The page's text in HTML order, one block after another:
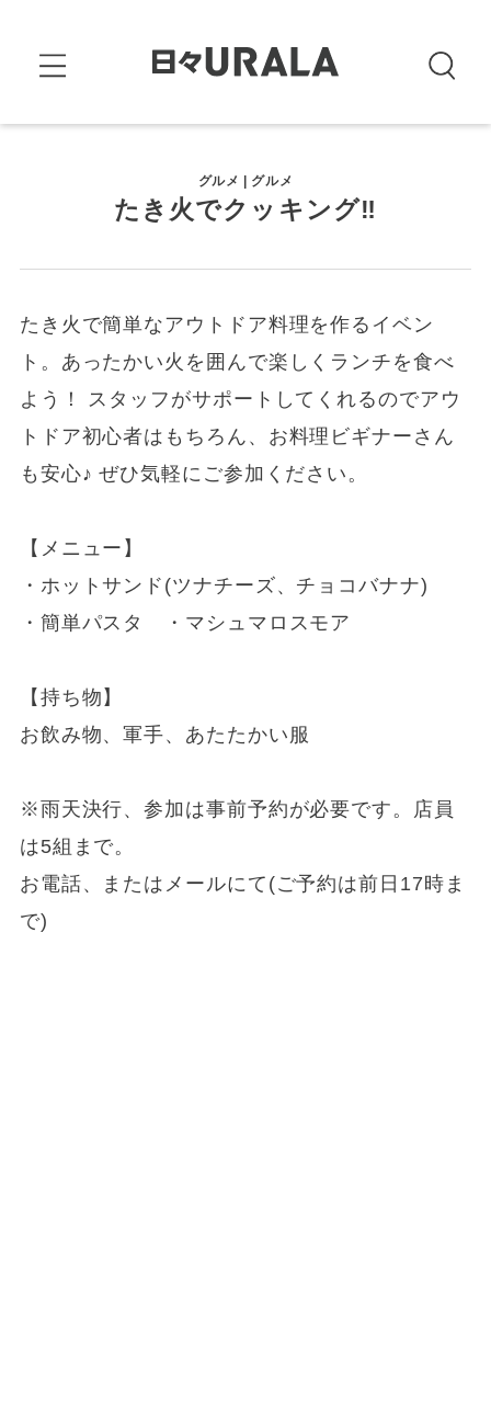
グルメ | グルメ
たき火でクッキング‼
たき⽕で簡単なアウトドア料理を作るイベン
ト。あったかい⽕を囲んで楽しくランチを⻝べ
よう！ スタッフがサポートしてくれるのでアウ
トドア初⼼者はもちろん、お料理ビギナーさん
も安心♪ ぜひ気軽にご参加ください。
【メニュー】
・ホットサンド(ツナチーズ、チョコバナナ)
・簡単パスタ ・マシュマロスモア
【持ち物】
お飲み物、軍手、あたたかい服
※雨天決行、参加は事前予約が必要です。店員
は5組まで。
お電話、またはメールにて(ご予約は前日17時ま
で)